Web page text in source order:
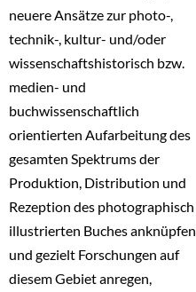
neuere Ansätze zur photo-,
technik-, kultur- und/oder
wissenschaftshistorisch bzw.
medien- und
buchwissenschaftlich
orientierten Aufarbeitung des
gesamten Spektrums der
Produktion, Distribution und
Rezeption des photographisch
illustrierten Buches anknüpfen
und gezielt Forschungen auf
diesem Gebiet anregen,